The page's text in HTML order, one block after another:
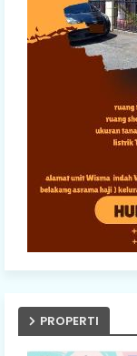
PROPERTI